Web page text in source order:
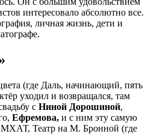
интересовало абсолютно все.
личная жизнь, дети и
(где Даль, начинающий, пять
уходил и возвращался, там
с Ниной Дорошиной,
Ефремова, и с ним эту самую
Театр на М. Бронной (где